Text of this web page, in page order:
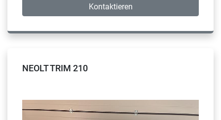
Kontaktieren
NEOLT TRIM 210